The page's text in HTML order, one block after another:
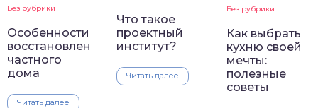
Без рубрики
Особенности
восстановления
частного
дома
Читать далее
Что такое
проектный
институт?
Читать далее
Без рубрики
Как выбрать
кухню своей
мечты:
полезные
советы